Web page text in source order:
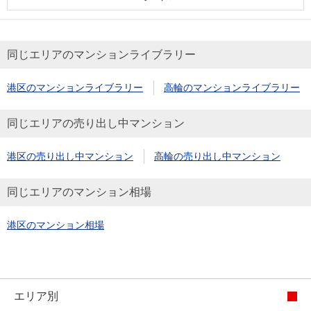
同じエリアのマンションライブラリー
港区のマンションライブラリー 高輪のマンションライブラリー
同じエリアの売り出し中マンション
港区の売り出し中マンション 高輪の売り出し中マンション
同じエリアのマンション相場
港区のマンション相場
エリア別